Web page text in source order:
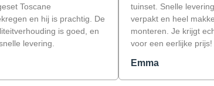
Toscane
en hij is prachtig. De
is goed, en
levering.
tuinset. Snelle
verpakt en heel
monteren. Je krijgt
voor een eerlijke prijs!
Emma